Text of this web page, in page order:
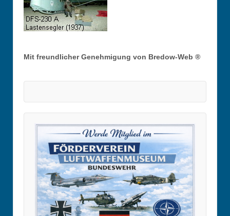
Mit freundlicher Genehmigung von Bredow-Web ®